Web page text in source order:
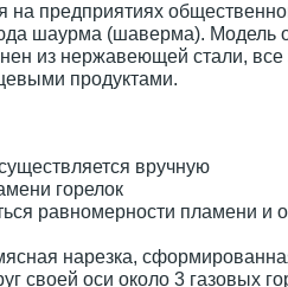
на предприятиях
шаурма (шаверма).
из нержавеющей стали,
продуктами.
вручную
горелок
равномерности пламени и
нарезка,
своей оси около 3 газовых